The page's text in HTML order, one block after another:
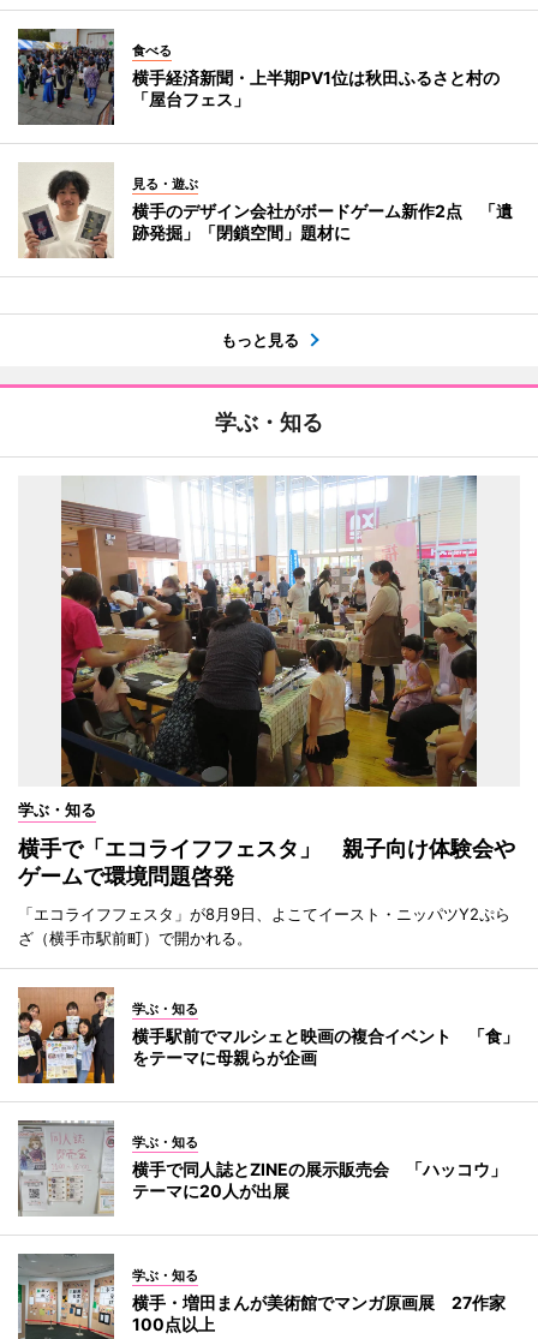
食べる
横手経済新聞・上半期PV1位は秋田ふるさと村の
「屋台フェス」
見る・遊ぶ
横手のデザイン会社がボードゲーム新作2点 「遺
跡発掘」「閉鎖空間」題材に
もっと見る
学ぶ・知る
学ぶ・知る
横手で「エコライフフェスタ」 親子向け体験会や
ゲームで環境問題啓発
「エコライフフェスタ」が8月9日、よこてイースト・ニッパツY2ぷら
ざ（横手市駅前町）で開かれる。
学ぶ・知る
横手駅前でマルシェと映画の複合イベント 「食」
をテーマに母親らが企画
学ぶ・知る
横手で同人誌とZINEの展示販売会 「ハッコウ」
テーマに20人が出展
学ぶ・知る
横手・増田まんが美術館でマンガ原画展 27作家
100点以上